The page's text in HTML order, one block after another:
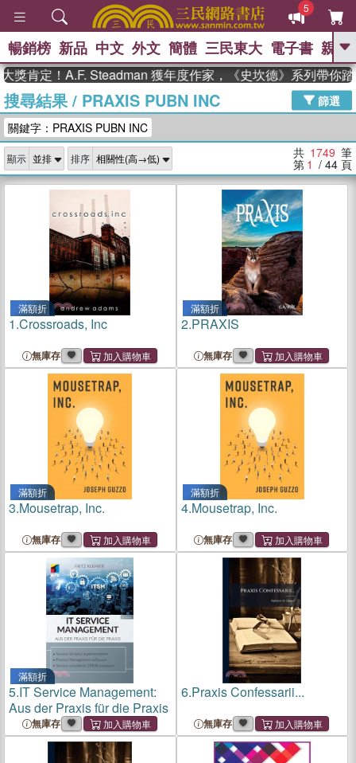
5
GO
熱搜： 東野圭吾 The Odyssey 、
父親節 、 如果歷史是一群喵 、 暑期
念華 、 台灣的李登輝時代 、 數學女
孩：黎曼猜想
偉大的迷走神經
暢銷榜 新品 中文 外文 簡體 三民東大 電子書 親子
！A.F. Steadman 獲年度作家，《史坎德》系列帶你踏上熱
搜尋結果/ PRAXIS PUBN INC
篩選
關鍵字：PRAXIS PUBN INC
顯示 排序 共 1749 筆
第 1 / 44 頁
滿額折
1.Crossroads, Inc
無庫存
滿額折
2.PRAXIS
無庫存
滿額折
3.Mousetrap, Inc.
無庫存
滿額折
4.Mousetrap, Inc.
無庫存
滿額折
5.IT Service Management:
Aus der Praxis für die Praxis
無庫存
6.Praxis Confessarii...
無庫存